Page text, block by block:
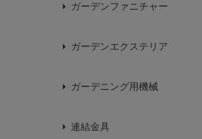
ガーデンファニチャー
ガーデンエクステリア
ガーデニング用機械
連結金具